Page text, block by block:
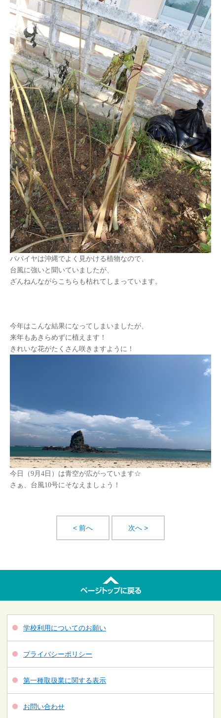
パパイヤは沖縄でよく見かける植物なので、
台風に強いと聞いていましたが、
ざんねんながらこちらも枯れてしまっています。
今年はこんな結果になってしまいましたが、
来年もあきらめずに植えます！
きれいな花がたくさん咲きますように！
今日（9月 4 日）は青空が広がっています☆
さぁ、台風10号にそなえましょう！
< 前へ 次へ >
学校利用についてのお願い
プライバシーポリシー
第一種取扱業に関する表示
お問い合わせ